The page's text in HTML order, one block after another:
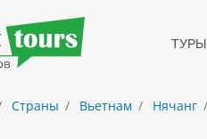
ТУРЫ
Страны Вьетнам Нячанг